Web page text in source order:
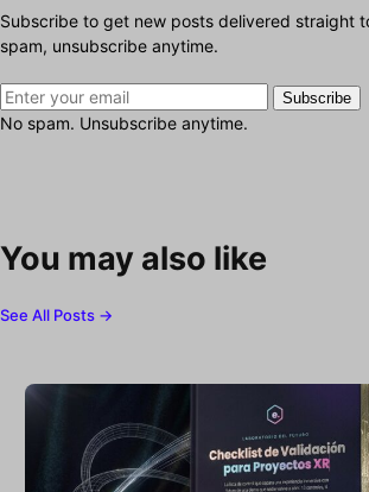
Subscribe to get new posts delivered straight
spam, unsubscribe anytime.
Subscribe
No spam. Unsubscribe anytime.
You may also like
See All Posts →